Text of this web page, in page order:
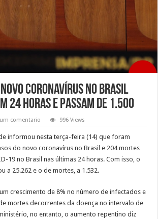
coronavírus no Brasil
24 horas e passam de 1.500
comentario 996 Views
informou nesta terça-feira (14) que foram
do novo coronavírus no Brasil e 204 mortes
19 no Brasil nas últimas 24 horas. Com isso, o
a 25.262 e o de mortes, a 1.532.
crescimento de 8% no número de infectados e
mortes decorrentes da doença no intervalo de
no entanto, o aumento repentino diz